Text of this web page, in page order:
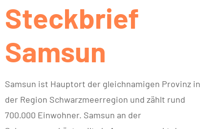
Steckbrief
Samsun
Samsun ist Hauptort der gleichnamigen Provinz in
der Region Schwarzmeerregion und zählt rund
700.000 Einwohner. Samsun an der